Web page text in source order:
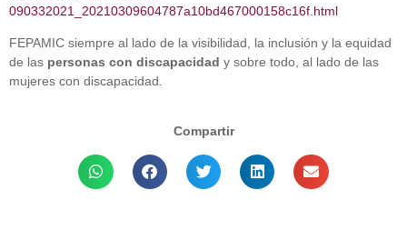
090332021_20210309604787a10bd467000158c16f.html
FEPAMIC siempre al lado de la visibilidad, la inclusión y la equidad
de las personas con discapacidad y sobre todo, al lado de las
mujeres con discapacidad.
Compartir